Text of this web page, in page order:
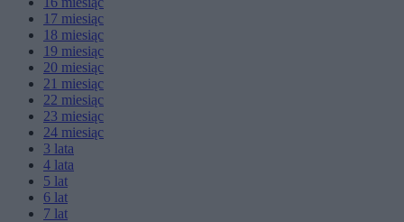
17 miesiąc
18 miesiąc
19 miesiąc
20 miesiąc
21 miesiąc
22 miesiąc
23 miesiąc
24 miesiąc
3 lata
4 lata
5 lat
6 lat
7 lat